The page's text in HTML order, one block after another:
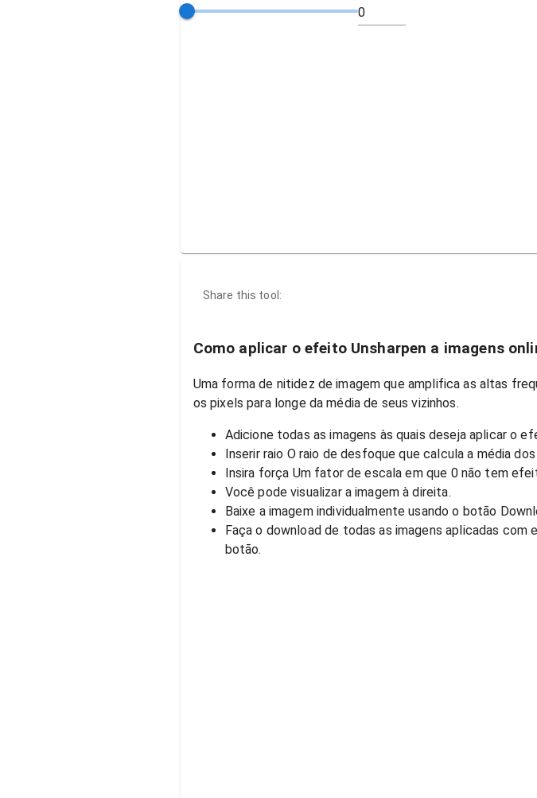
Share this tool:
Como aplicar o efeito Unsharpen a imagens
Uma forma de nitidez de imagem que amplifica as altas
os pixels para longe da média de seus vizinhos.
Adicione todas as imagens às quais deseja aplicar o
Inserir raio O raio de desfoque que calcula a média
Insira força Um fator de escala em que 0 não tem
Você pode visualizar a imagem à direita.
Baixe a imagem individualmente usando o botão
Faça o download de todas as imagens aplicadas
botão.